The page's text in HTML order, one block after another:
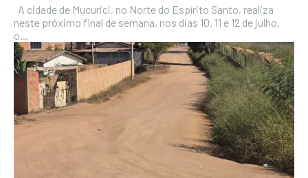
neste próximo final de semana, nos dias 10, 11 e 12 de julho,
o...